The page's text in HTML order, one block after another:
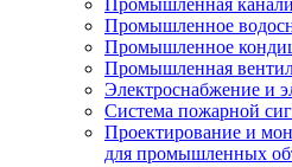
Промышленная
Промышленное
Промышленное
Промышленная
Электроснабжение и
Система пожарной
Проектирование и
для промышленных